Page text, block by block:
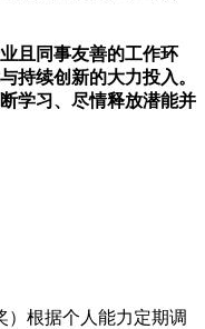
且同事友善的工作环
持续创新的大力投入。
学习、尽情释放潜能并
）根据个人能力定期调